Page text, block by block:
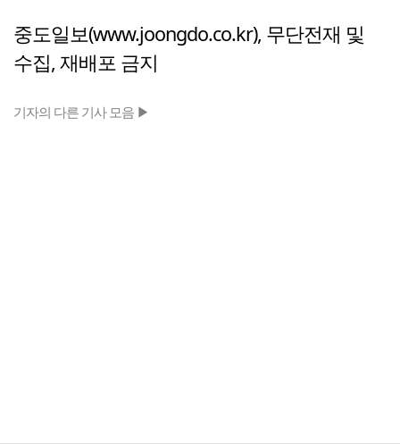
중도일보(www.joongdo.co.kr), 무단전재 및
수집, 재배포 금지
기자의 다른 기사 모음 ▶